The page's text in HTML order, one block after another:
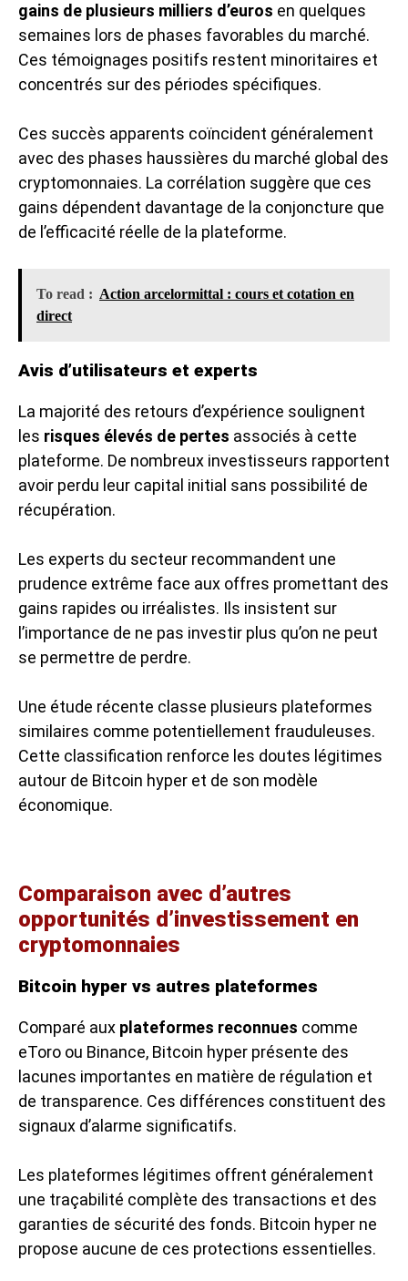
gains de plusieurs milliers d’euros en quelques
semaines lors de phases favorables du marché.
Ces témoignages positifs restent minoritaires et
concentrés sur des périodes spécifiques.
Ces succès apparents coïncident généralement
avec des phases haussières du marché global des
cryptomonnaies. La corrélation suggère que ces
gains dépendent davantage de la conjoncture que
de l’efficacité réelle de la plateforme.
To read : Action arcelormittal : cours et cotation en
direct
Avis d’utilisateurs et experts
La majorité des retours d’expérience soulignent
les risques élevés de pertes associés à cette
plateforme. De nombreux investisseurs rapportent
avoir perdu leur capital initial sans possibilité de
récupération.
Les experts du secteur recommandent une
prudence extrême face aux offres promettant des
gains rapides ou irréalistes. Ils insistent sur
l’importance de ne pas investir plus qu’on ne peut
se permettre de perdre.
Une étude récente classe plusieurs plateformes
similaires comme potentiellement frauduleuses.
Cette classification renforce les doutes légitimes
autour de Bitcoin hyper et de son modèle
économique.
Comparaison avec d’autres
opportunités d’investissement en
cryptomonnaies
Bitcoin hyper vs autres plateformes
Comparé aux plateformes reconnues comme
eToro ou Binance, Bitcoin hyper présente des
lacunes importantes en matière de régulation et
de transparence. Ces différences constituent des
signaux d’alarme significatifs.
Les plateformes légitimes offrent généralement
une traçabilité complète des transactions et des
garanties de sécurité des fonds. Bitcoin hyper ne
propose aucune de ces protections essentielles.